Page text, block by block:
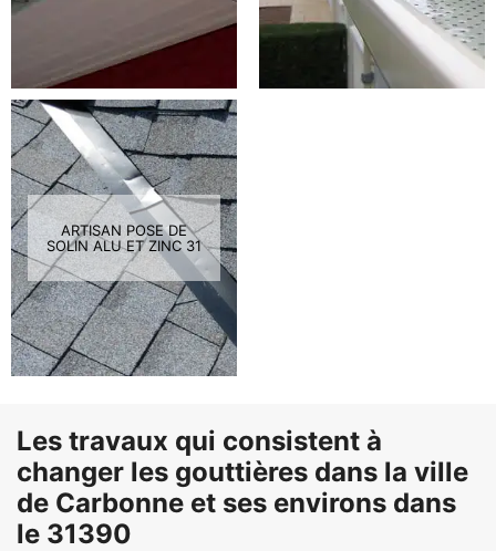
ARTISAN POSE DE
SOLIN ALU ET ZINC 31
Les travaux qui consistent à
changer les gouttières dans la ville
de Carbonne et ses environs dans
le 31390